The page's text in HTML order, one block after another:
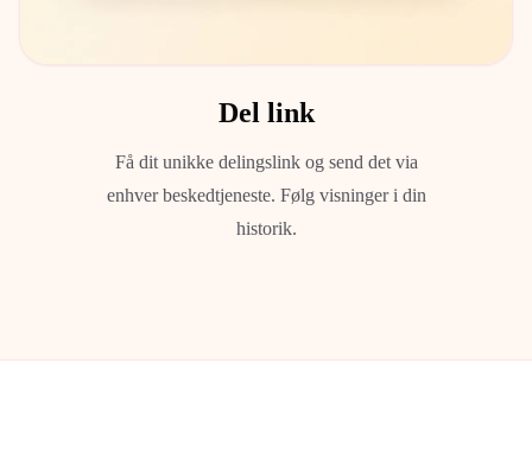
Del link
Få dit unikke delingslink og send det via
enhver beskedtjeneste. Følg visninger i din
historik.